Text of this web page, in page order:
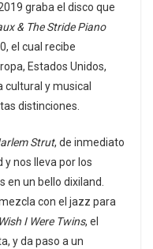
graba el disco que
& The Stride Piano
el cual recibe
Estados Unidos,
cultural y musical
distinciones.
Strut, de inmediato
y nos lleva por los
en un bello dixiland.
con el jazz para
I Were Twins, el
y da paso a un